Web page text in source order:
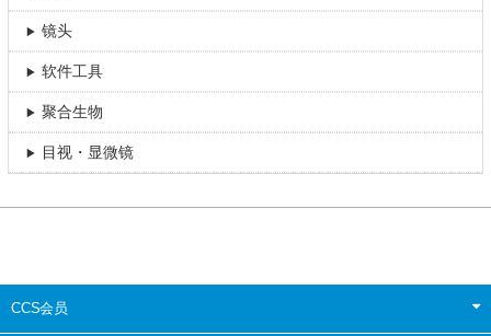
镜头
软件工具
聚合生物
目视・显微镜
CCS会员